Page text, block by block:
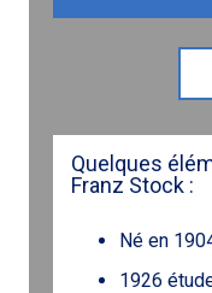
Quelques
Franz Stock :
Né en
1926